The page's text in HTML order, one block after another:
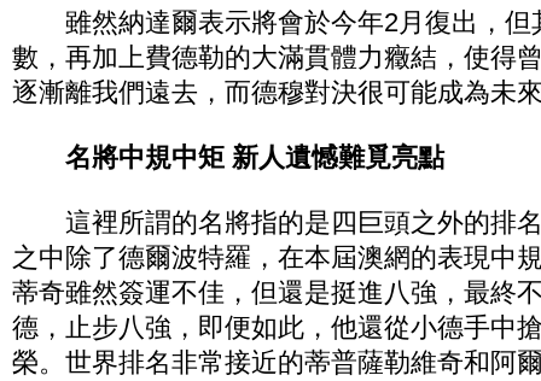
雖然納達爾表示將會於今年2月復出，但
數，再加上費德勒的大滿貫體力癥結，使得
逐漸離我們遠去，而德穆對決很可能成為未
名將中規中矩 新人遺憾難覓亮點
這裡所謂的名將指的是四巨頭之外的排
之中除了德爾波特羅，在本屆澳網的表現中
蒂奇雖然簽運不佳，但還是挺進八強，最終
德，止步八強，即便如此，他還從小德手中
榮。世界排名非常接近的蒂普薩勒維奇和阿